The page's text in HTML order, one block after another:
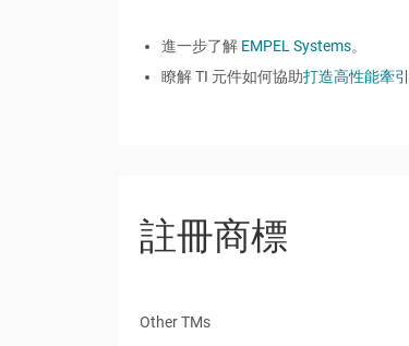
進一步了解 EMPEL Systems。
瞭解 TI 元件如何協助打造高性能牽
註冊商標
Other TMs